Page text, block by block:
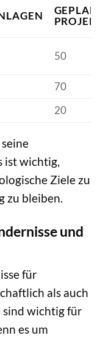
50
70
20
ist wichtig,
Ziele zu
zu bleiben.
und
für
als auch
sind wichtig für
es um